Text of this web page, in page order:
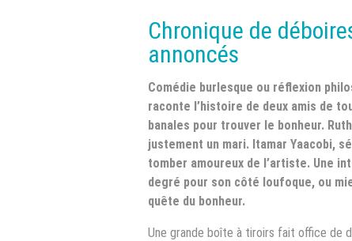
Chronique de
annoncés
Comédie burlesque ou réflexion
raconte l’histoire de deux amis de
banales pour trouver le bonheur.
justement un mari. Itamar Yaacobi,
tomber amoureux de l’artiste. Une
degré pour son côté loufoque, ou
quête du bonheur.
Une grande boîte à tiroirs fait office de